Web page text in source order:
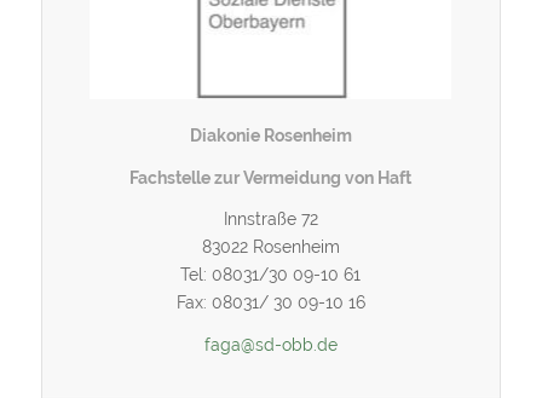
Diakonie Rosenheim
Fachstelle zur Vermeidung von Haft
Innstraße 72
83022 Rosenheim
Tel: 08031/30 09-10 61
Fax: 08031/ 30 09-10 16
faga@sd-obb.de